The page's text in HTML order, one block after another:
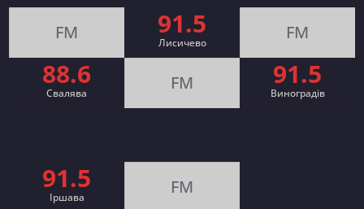
FM 91.5
Лисичево FM
88.6
Свалява FM 91.5
Виноградів
91.5
Іршава FM